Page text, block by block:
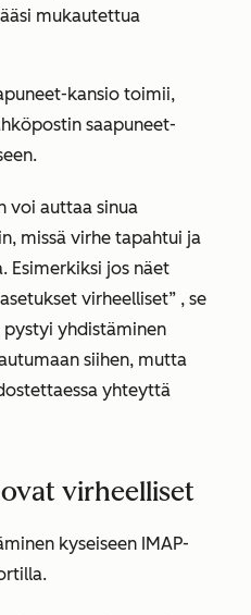
mukautettua
kansio toimii,
saapuneet-
.
voi auttaa sinua
missä virhe tapahtui ja
Esimerkiksi jos näet
asetukset virheelliset” , se
yhdistäminen
siihen, mutta
yhteyttä
virheelliset
kyseiseen IMAP-